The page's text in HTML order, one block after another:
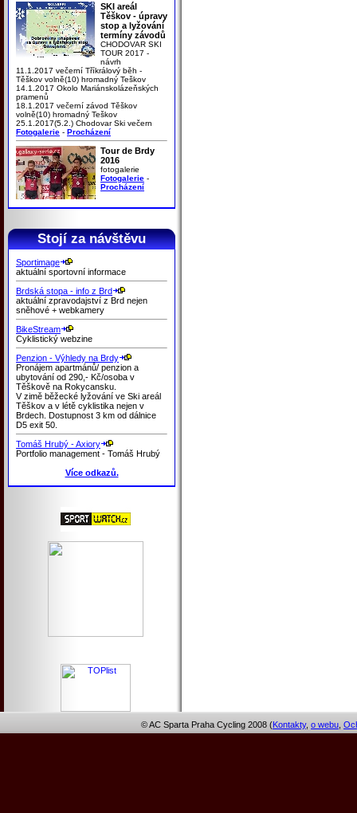
SKI areál
Těškov - úpravy
stop a lyžování
termíny závodů
CHODOVAR SKI
TOUR 2017 -
návrh
11.1.2017 večerní Tříkrálový běh -
Těškov volně(10) hromadný Teškov
14.1.2017 Okolo Mariánskolázeňských
pramenů
18.1.2017 večerní závod Těškov
volně(10) hromadný Teškov
25.1.2017(5.2.) Chodovar Ski večern
Fotogalerie - Procházení
Tour de Brdy
2016
fotogalerie
Fotogalerie -
Procházení
Stojí za návštěvu
Sportimage
aktuální sportovní informace
Brdská stopa - info z Brd
aktuální zpravodajství z Brd nejen
sněhové + webkamery
BikeStream
Cyklistický webzine
Penzion - Výhledy na Brdy
Pronájem apartmánů/ penzion a
ubytování od 290,- Kč/osoba v
Těškově na Rokycansku.
V zimě běžecké lyžování ve Ski areál
Těškov a v létě cyklistika nejen v
Brdech. Dostupnost 3 km od dálnice
D5 exit 50.
Tomáš Hrubý - Axiory
Portfolio management - Tomáš Hrubý
Více odkazů.
© AC Sparta Praha Cycling 2008 (Kontakty, o webu